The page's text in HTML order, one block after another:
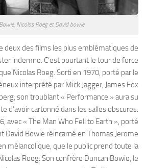
Nicolas Roeg et David bowie
deux des films les plus emblématiques de
indemne. C’est pourtant le tour de force
Nicolas Roeg. Sorti en 1970, porté par le
interprété par Mick Jagger, James Fox
son troublant « Performance » aura su
d’avoir cartonné dans les salles obscures.
avec « The Man Who Fell to Earth », porté
David Bowie réincarné en Thomas Jerome
mélancolique, que le public prend toute la
Roeg. Son confrère Duncan Bowie, le